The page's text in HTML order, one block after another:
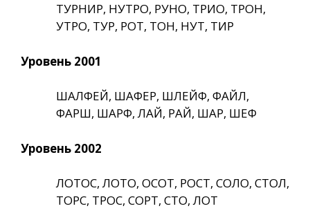
ТУРНИР, НУТРО, РУНО, ТРИО, ТРОН,
УТРО, ТУР, РОТ, ТОН, НУТ, ТИР
Уровень 2001
ШАЛФЕЙ, ШАФЕР, ШЛЕЙФ, ФАЙЛ,
ФАРШ, ШАРФ, ЛАЙ, РАЙ, ШАР, ШЕФ
Уровень 2002
ЛОТОС, ЛОТО, ОСОТ, РОСТ, СОЛО, СТОЛ,
ТОРС, ТРОС, СОРТ, СТО, ЛОТ